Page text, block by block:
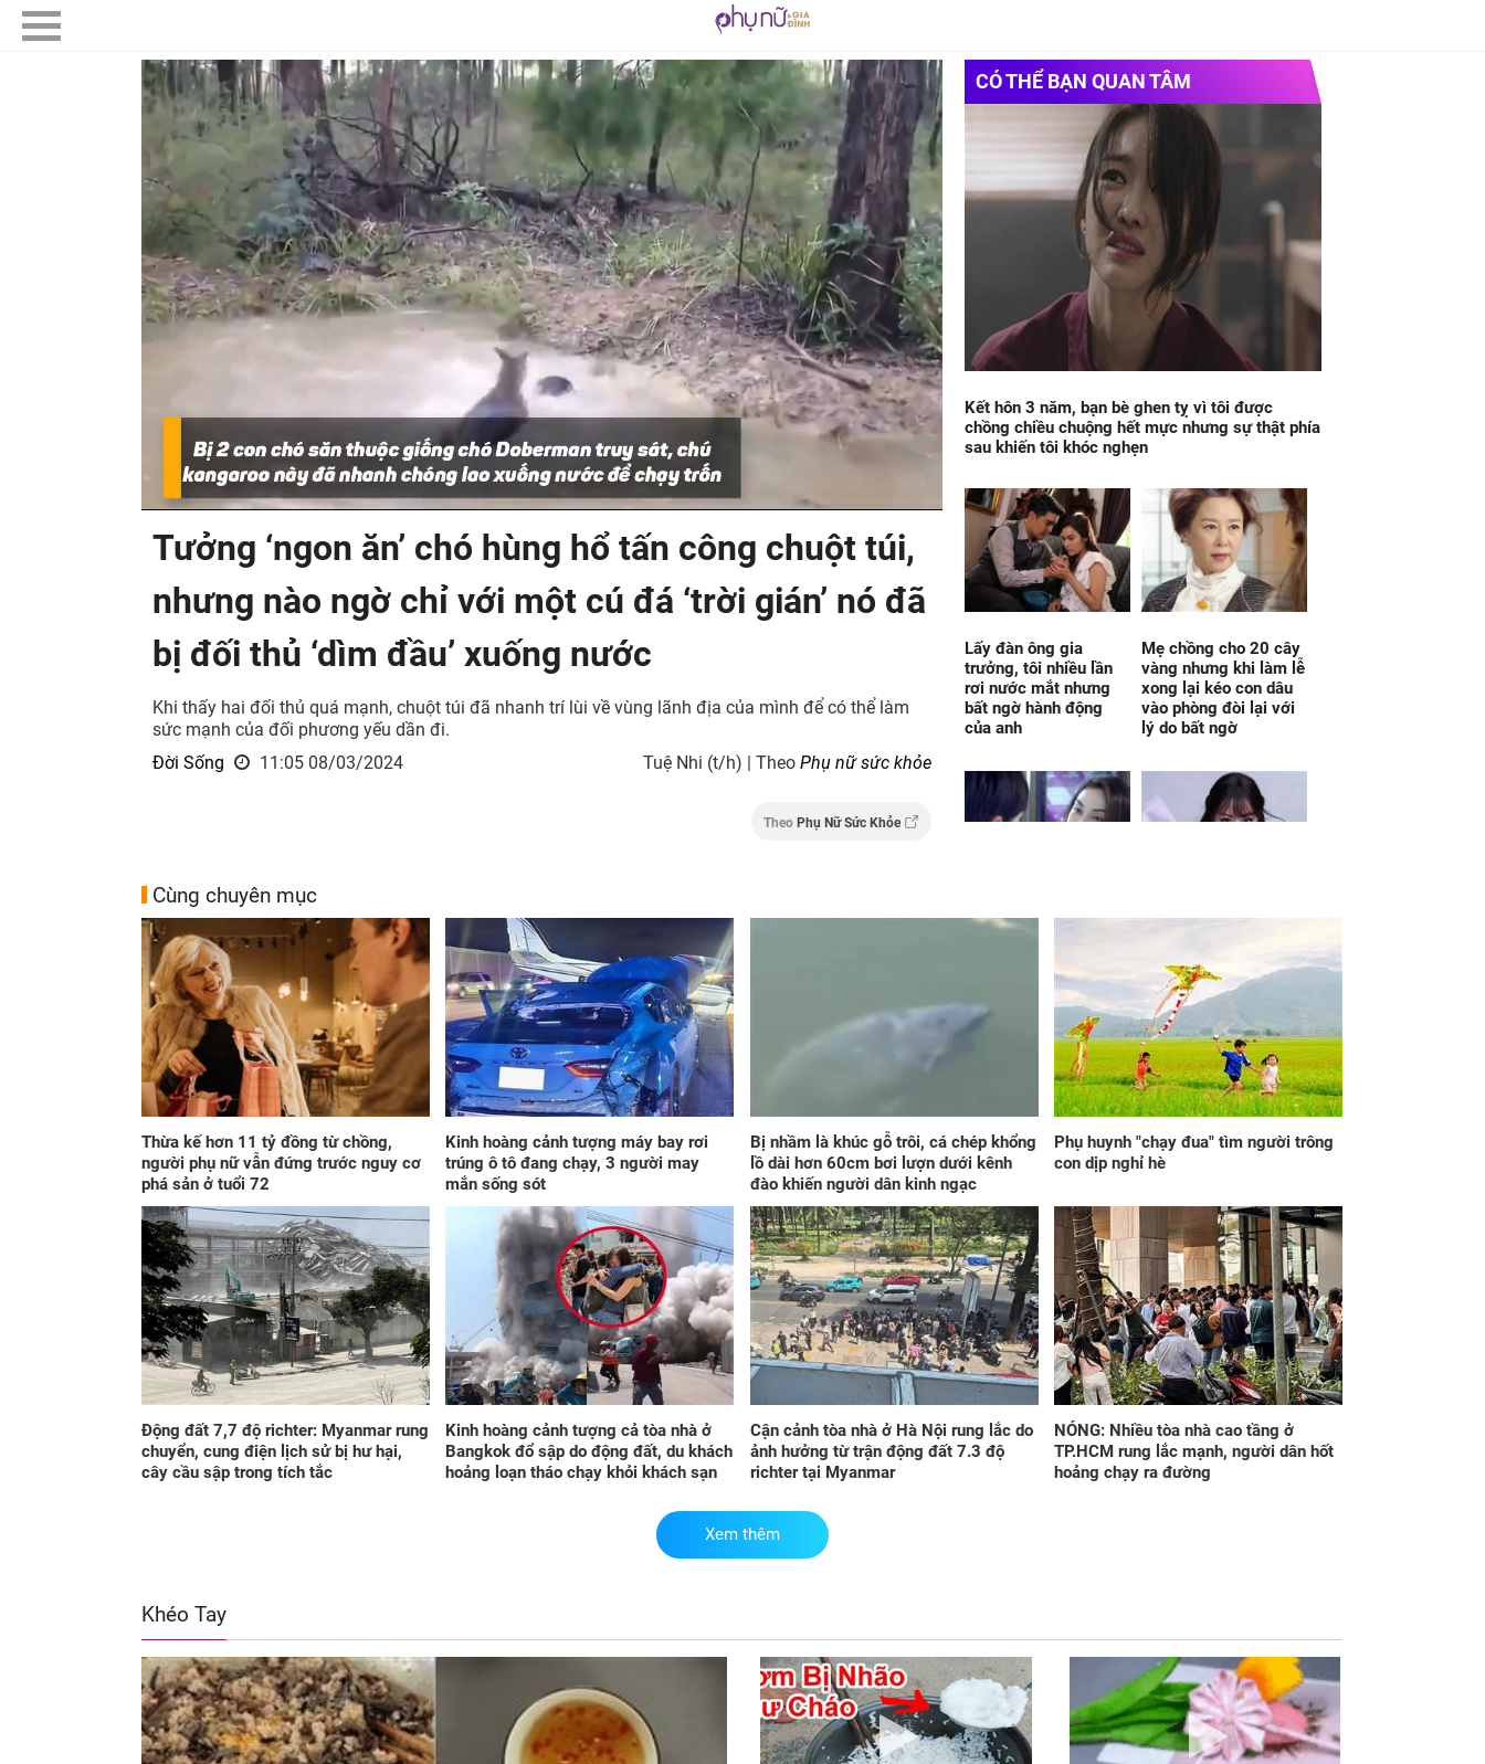
Tưởng ‘ngon ăn’ chó hùng hổ tấn công chuột túi,
nhưng nào ngờ chỉ với một cú đá ‘trời gián’ nó đã
bị đối thủ ‘dìm đầu’ xuống nước
Khi thấy hai đối thủ quá mạnh, chuột túi đã nhanh trí lùi về vùng lãnh địa của mình để có thể làm
sức mạnh của đối phương yếu dần đi.
Đời Sống
11:05 08/03/2024 Tuệ Nhi (t/h) | TheoPhụ nữ sức khỏe
TheoPhụ Nữ Sức Khỏe
CÓ THỂ BẠN QUAN TÂM
Kết hôn 3 năm, bạn bè ghen tỵ vì tôi được
chồng chiều chuộng hết mực nhưng sự thật phía
sau khiến tôi khóc nghẹn
Lấy đàn ông gia
trưởng, tôi nhiều lần
rơi nước mắt nhưng
bất ngờ hành động
của anh
Mẹ chồng cho 20 cây
vàng nhưng khi làm lễ
xong lại kéo con dâu
vào phòng đòi lại với
lý do bất ngờ
Bị gia đình bạn trai
điện thoại gọi ngay tài
xế lái xe xịn 7 tỷ của
mình tới
ngày 7/8/2026, 3 con
giáp đổi đời dễ dàng
như trở bàn tay, tiền
tài ùa tới, ngồi không
lộc cũng đến, phú quý
theo tới già
2 giờ sáng nghe tiếng
nước chảy, em lọ mọ
đi xem thì bật khóc
khi thấy hành động
này của chồng
Đúng 21h30 ngày
mai, thứ Sáu
7/8/2026, 3 con giáp
tiền về trĩu túi, phúc
cao hơn núi, lộc nhiều
hơn sông, giàu sang
no đủ
10 triệu từ anh và sự
thật phía sau khiến tôi
sốc
3 con giáp lộc nhiều
hơn sông, tài vận
sáng như trăng Rằm,
chính thức hết khổ
Cùng chuyên mục
Thừa kế hơn 11 tỷ đồng từ chồng,
người phụ nữ vẫn đứng trước nguy cơ
phá sản ở tuổi 72
Kinh hoàng cảnh tượng máy bay rơi
trúng ô tô đang chạy, 3 người may
mắn sống sót
Bị nhầm là khúc gỗ trôi, cá chép khổng
lồ dài hơn 60cm bơi lượn dưới kênh
đào khiến người dân kinh ngạc
Phụ huynh "chạy đua" tìm người trông
con dịp nghỉ hè
Động đất 7,7 độ richter: Myanmar rung
chuyển, cung điện lịch sử bị hư hại,
cây cầu sập trong tích tắc
Kinh hoàng cảnh tượng cả tòa nhà ở
Bangkok đổ sập do động đất, du khách
hoảng loạn tháo chạy khỏi khách sạn
Cận cảnh tòa nhà ở Hà Nội rung lắc do
ảnh hưởng từ trận động đất 7.3 độ
richter tại Myanmar
NÓNG: Nhiều tòa nhà cao tầng ở
TP.HCM rung lắc mạnh, người dân hốt
hoảng chạy ra đường
Xem thêm
Khéo Tay